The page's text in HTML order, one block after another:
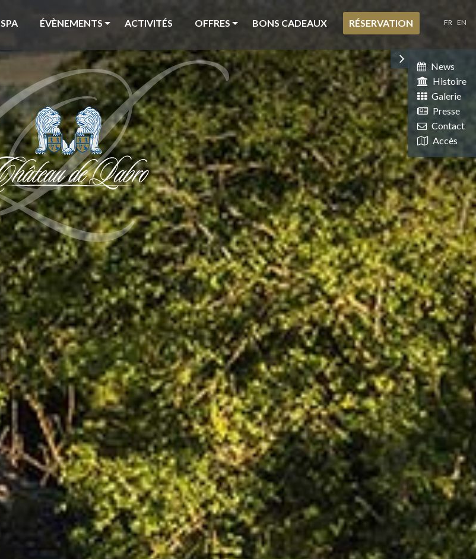
FR EN
SPA ÉVÈNEMENTS ACTIVITÉS OFFRES BONS CADEAUX RÉSERVATION
News
Histoire
Galerie
Presse
Contact
Accès